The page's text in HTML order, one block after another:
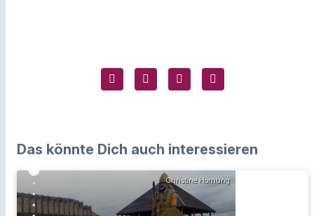
Das könnte Dich auch interessieren
Christine Hornung